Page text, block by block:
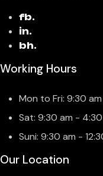
fb.
in.
bh.
Working Hours
Mon to Fri: 9:30
Sat: 9:30 am -
Suni: 9:30 am -
Our Location